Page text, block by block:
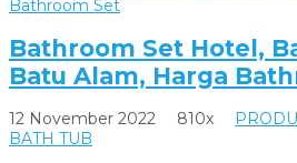
Bathroom Set Hotel,
Batu Alam, Harga
12 November 2022 810x
BATH TUB